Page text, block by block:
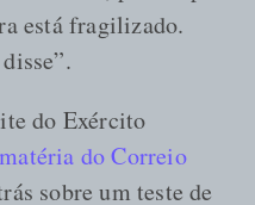
está fragilizado.
do Exército
do Correio
sobre um teste de